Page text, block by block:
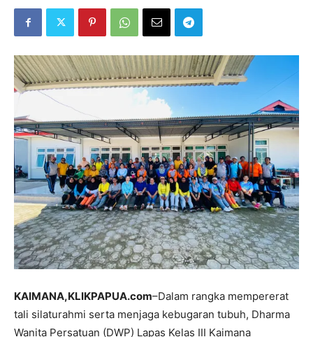
KAIMANA,KLIKPAPUA.com–Dalam rangka mempererat
tali silaturahmi serta menjaga kebugaran tubuh, Dharma
Wanita Persatuan (DWP) Lapas Kelas III Kaimana